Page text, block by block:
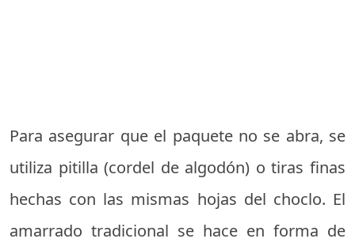
Para asegurar que el paquete no se abra, se
utiliza pitilla (cordel de algodón) o tiras finas
hechas con las mismas hojas del choclo. El
amarrado tradicional se hace en forma de